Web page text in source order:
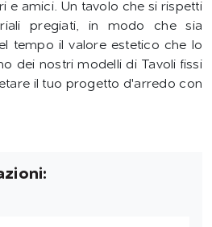
e amici. Un tavolo che si rispetti
pregiati, in modo che sia
tempo il valore estetico che lo
dei nostri modelli di Tavoli fissi
il tuo progetto d'arredo con